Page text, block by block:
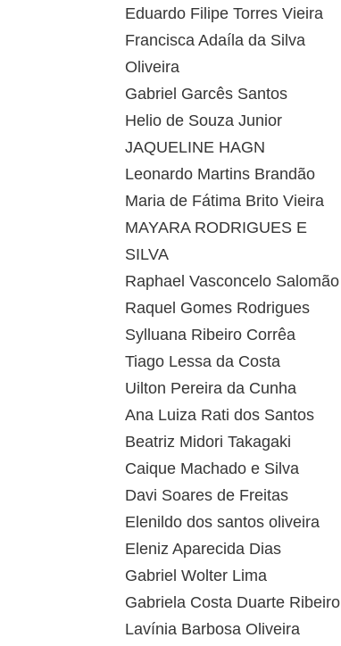
Eduardo Filipe Torres Vieira
Francisca Adaíla da Silva
Oliveira
Gabriel Garcês Santos
Helio de Souza Junior
JAQUELINE HAGN
Leonardo Martins Brandão
Maria de Fátima Brito Vieira
MAYARA RODRIGUES E
SILVA
Raphael Vasconcelo Salomão
Raquel Gomes Rodrigues
Sylluana Ribeiro Corrêa
Tiago Lessa da Costa
Uilton Pereira da Cunha
Ana Luiza Rati dos Santos
Beatriz Midori Takagaki
Caique Machado e Silva
Davi Soares de Freitas
Elenildo dos santos oliveira
Eleniz Aparecida Dias
Gabriel Wolter Lima
Gabriela Costa Duarte Ribeiro
Lavínia Barbosa Oliveira